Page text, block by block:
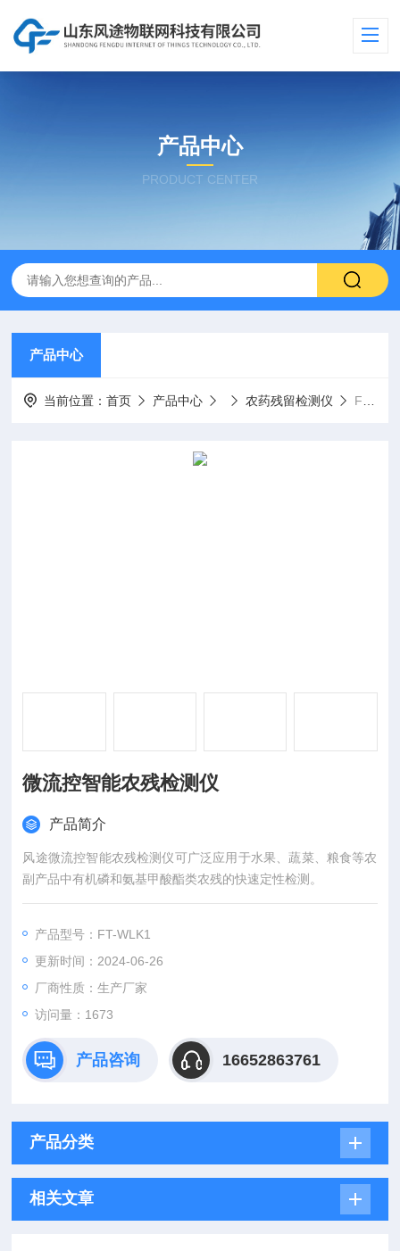
产品中心
PRODUCT CENTER
产品中心
当前位置：首页 产品中心 农药残留检测仪 FT-WLK1微流控智能农残检测仪
微流控智能农残检测仪
产品简介
风途微流控智能农残检测仪可广泛应用于水果、蔬菜、粮食等农
副产品中有机磷和氨基甲酸酯类农残的快速定性检测。
产品型号：FT-WLK1
更新时间：2024-06-26
厂商性质：生产厂家
访问量：1673
产品咨询 16652863761
产品分类
相关文章